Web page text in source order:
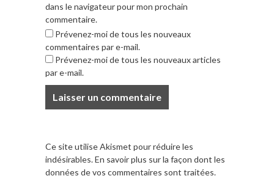
dans le navigateur pour mon prochain
commentaire.
Prévenez-moi de tous les nouveaux
commentaires par e-mail.
Prévenez-moi de tous les nouveaux articles
par e-mail.
Ce site utilise Akismet pour réduire les
indésirables.En savoir plus sur la façon dont les
données de vos commentaires sont traitées.